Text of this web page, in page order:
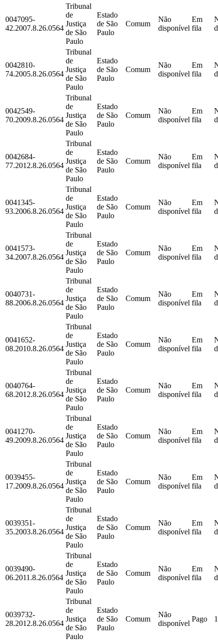
0047095-
42.2007.8.26.0564
Tribunal
de
Justiça
de São
Paulo
Estado
de São
Paulo
Comum
Não
disponível
Em
fila
0042810-
74.2005.8.26.0564
Tribunal
de
Justiça
de São
Paulo
Estado
de São
Paulo
Comum
Não
disponível
Em
fila
0042549-
70.2009.8.26.0564
Tribunal
de
Justiça
de São
Paulo
Estado
de São
Paulo
Comum
Não
disponível
Em
fila
0042684-
77.2012.8.26.0564
Tribunal
de
Justiça
de São
Paulo
Estado
de São
Paulo
Comum
Não
disponível
Em
fila
0041345-
93.2006.8.26.0564
Tribunal
de
Justiça
de São
Paulo
Estado
de São
Paulo
Comum
Não
disponível
Em
fila
0041573-
34.2007.8.26.0564
Tribunal
de
Justiça
de São
Paulo
Estado
de São
Paulo
Comum
Não
disponível
Em
fila
0040731-
88.2006.8.26.0564
Tribunal
de
Justiça
de São
Paulo
Estado
de São
Paulo
Comum
Não
disponível
Em
fila
0041652-
08.2010.8.26.0564
Tribunal
de
Justiça
de São
Paulo
Estado
de São
Paulo
Comum
Não
disponível
Em
fila
0040764-
68.2012.8.26.0564
Tribunal
de
Justiça
de São
Paulo
Estado
de São
Paulo
Comum
Não
disponível
Em
fila
0041270-
49.2009.8.26.0564
Tribunal
de
Justiça
de São
Paulo
Estado
de São
Paulo
Comum
Não
disponível
Em
fila
0039455-
17.2009.8.26.0564
Tribunal
de
Justiça
de São
Paulo
Estado
de São
Paulo
Comum
Não
disponível
Em
fila
0039351-
35.2003.8.26.0564
Tribunal
de
Justiça
de São
Paulo
Estado
de São
Paulo
Comum
Não
disponível
Em
fila
0039490-
06.2011.8.26.0564
Tribunal
de
Justiça
de São
Paulo
Estado
de São
Paulo
Comum
Não
disponível
Em
fila
0039732-
28.2012.8.26.0564
Tribunal
de
Justiça
de São
Paulo
Estado
de São
Paulo
Comum
Não
disponível
Pago